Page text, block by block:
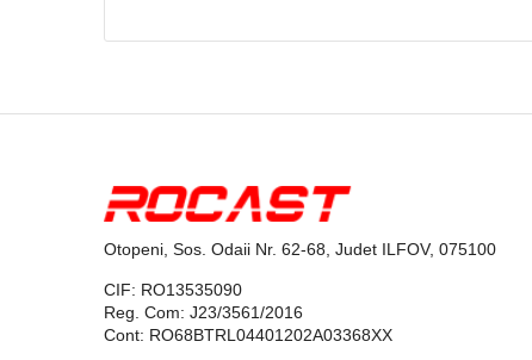
Otopeni, Sos. Odaii Nr. 62-68, Judet ILFOV, 075100
CIF: RO13535090
Reg. Com: J23/3561/2016
Cont: RO68BTRL04401202A03368XX